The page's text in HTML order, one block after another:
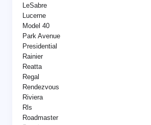
LeSabre
Lucerne
Model 40
Park Avenue
Presidential
Rainier
Reatta
Regal
Rendezvous
Riviera
Rls
Roadmaster